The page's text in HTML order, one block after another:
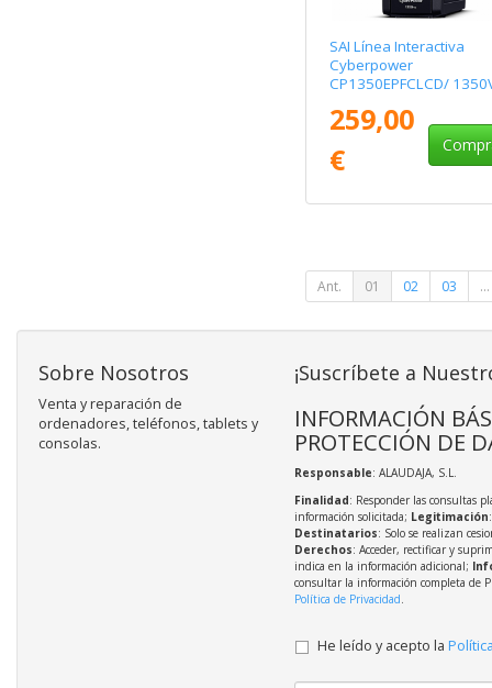
SAI Línea Interactiva
Cyberpower
CP1350EPFCLCD/
Torre
259,00
€
Ant. 01 02 03 ...
Sobre Nosotros
Venta y reparación de
ordenadores, teléfonos, tablets y
consolas.
¡Suscríbete a
INFORMACIÓN
PROTECCIÓN DE
Responsable: ALAUDAJA, S.L.
Finalidad: Responder las consultas
información solicitada; Legitimación
Destinatarios: Solo se realizan
Derechos: Acceder, rectificar y
indica en la información adicional;
consultar la información completa de
Política de Privacidad.
He leído y acepto la